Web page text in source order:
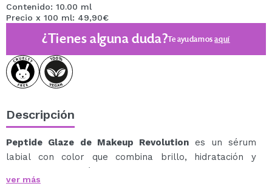
Contenido: 10.00 ml
Precio x 100 ml: 49,90€
¿Tienes alguna duda?Te ayudamosaquí
Descripción
Peptide Glaze de Makeup Revolution es un sérum
labial con color que combina brillo, hidratación y
confort en una fórmula irresistible para unos labios
ver más